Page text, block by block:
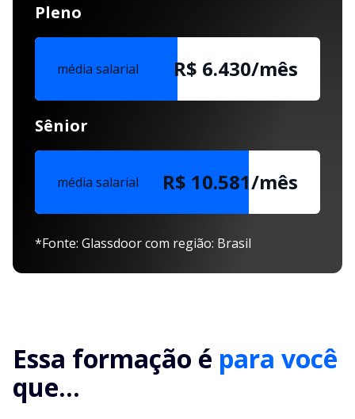
Pleno
média salarial R$ 6.430/mês
Sênior
média salarial R$ 10.581/mês
*Fonte: Glassdoor com região: Brasil
Essa formação é para você
que...